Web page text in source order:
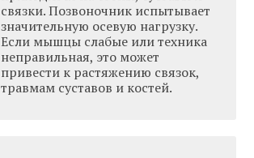
связки. Позвоночник испытывает
значительную осевую нагрузку.
Если мышцы слабые или техника
неправильная, это может
привести к растяжению связок,
травмам суставов и костей.